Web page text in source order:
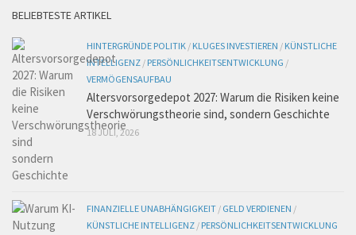
BELIEBTESTE ARTIKEL
HINTERGRÜNDE POLITIK / KLUGES INVESTIEREN / KÜNSTLICHE
INTELLIGENZ / PERSÖNLICHKEITSENTWICKLUNG /
VERMÖGENSAUFBAU
Altersvorsorgedepot 2027: Warum die Risiken keine
Verschwörungstheorie sind, sondern Geschichte
18 JULI, 2026
FINANZIELLE UNABHÄNGIGKEIT / GELD VERDIENEN /
KÜNSTLICHE INTELLIGENZ / PERSÖNLICHKEITSENTWICKLUNG